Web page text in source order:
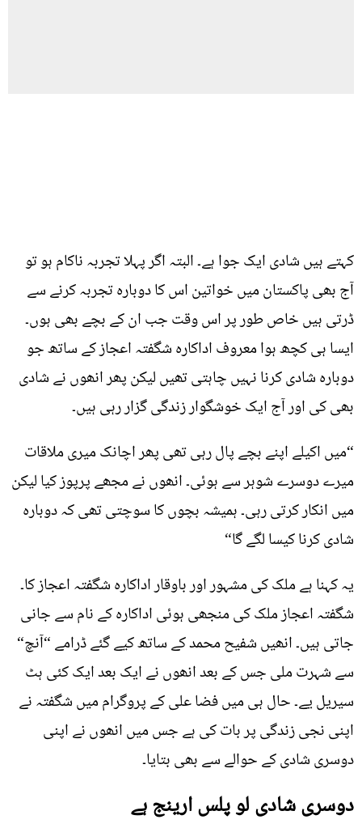
کہتے ہیں شادی ایک جوا ہے۔ البتہ اگر پہلا تجربہ ناکام ہو تو
آج بھی پاکستان میں خواتین اس کا دوبارہ تجربہ کرنے سے
ڈرتی ہیں خاص طور پر اس وقت جب ان کے بچے بھی ہوں۔
ایسا ہی کچھ ہوا معروف اداکارہ شگفتہ اعجاز کے ساتھ جو
دوبارہ شادی کرنا نہیں چاہتی تھیں لیکن پھر انھوں نے شادی
بھی کی اور آج ایک خوشگوار زندگی گزار رہی ہیں۔
“میں اکیلے اپنے بچے پال رہی تھی پھر اچانک میری ملاقات
میرے دوسرے شوہر سے ہوئی۔ انھوں نے مجھے پرپوز کیا لیکن
میں انکار کرتی رہی۔ ہمیشہ بچوں کا سوچتی تھی کہ دوبارہ
شادی کرنا کیسا لگے گا“
یہ کہنا ہے ملک کی مشہور اور باوقار اداکارہ شگفتہ اعجاز کا۔
شگفتہ اعجاز ملک کی منجھی ہوئی اداکارہ کے نام سے جانی
جاتی ہیں۔ انھیں شفیح محمد کے ساتھ کیے گئے ڈرامے “آنچ“
سے شہرت ملی جس کے بعد انھوں نے ایک بعد ایک کئی ہٹ
سیریل یے۔ حال ہی میں فضا علی کے پروگرام میں شگفتہ نے
اپنی نجی زندگی پر بات کی ہے جس میں انھوں نے اپنی
دوسری شادی کے حوالے سے بھی بتایا۔
دوسری شادی لو پلس ارینج ہے